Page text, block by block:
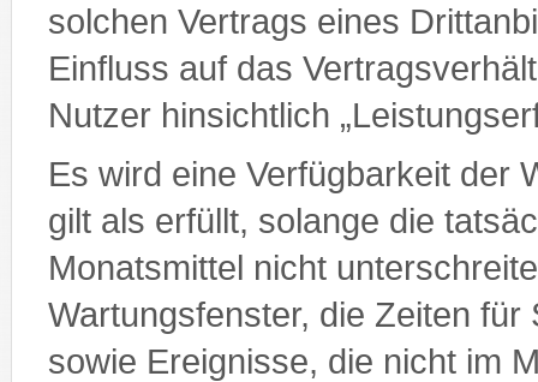
solchen Vertrags eines
Einfluss auf das
Nutzer hinsichtlich
Es wird eine Verfügbarkeit der
gilt als erfüllt, solange die
Monatsmittel nicht
Wartungsfenster, die Zeiten
sowie Ereignisse, die nicht im